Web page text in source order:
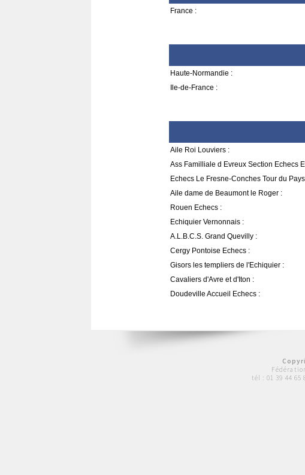
France :
Haute-Normandie :
Ile-de-France :
Aile Roi Louviers :
Ass Familliale d Evreux Section Echecs
Echecs Le Fresne-Conches Tour du
Aile dame de Beaumont le Roger :
Rouen Echecs :
Echiquier Vernonnais :
A.L.B.C.S. Grand Quevilly :
Cergy Pontoise Echecs :
Gisors les templiers de l'Echiquier :
Cavaliers d'Avre et d'Iton :
Doudeville Accueil Echecs :
tél : 01 39 44 65